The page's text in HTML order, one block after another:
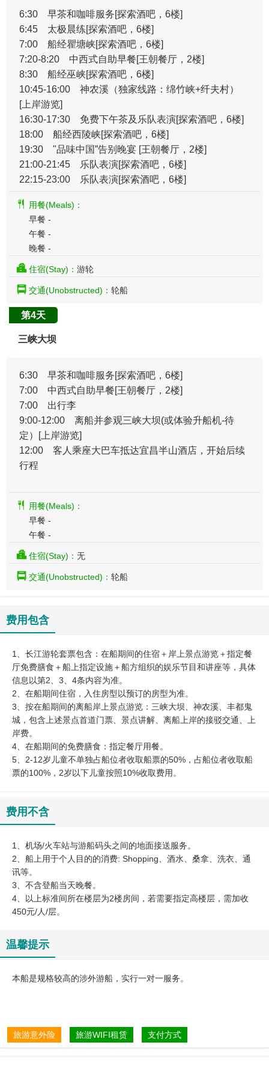
6:30 早茶和咖啡服务[探索酒吧，6楼]
6:45 太极晨练[探索酒吧，6楼]
7:00 船经瞿塘峡[探索酒吧，6楼]
7:20-8:20 中西式自助早餐[王朝餐厅，2楼]
8:30 船经巫峡[探索酒吧，6楼]
10:45-16:00 神农溪（独家线路：绵竹峡+纤夫村）
[上岸游览]
16:30-17:30 免费下午茶及乐队表演[探索酒吧，6楼]
18:00 船经西陵峡[探索酒吧，6楼]
19:30 "品味中国”告别晚宴 [王朝餐厅，2楼]
21:00-21:45 乐队表演[探索酒吧，6楼]
22:15-23:00 乐队表演[探索酒吧，6楼]
用餐(Meals)：
早餐 -
午餐 -
晚餐 -
住宿(Stay)： 游轮
交通(Unobstructed)： 轮船
第4天
三峡大坝
6:30 早茶和咖啡服务[探索酒吧，6楼]
7:00 中西式自助早餐[王朝餐厅，2楼]
7:00 出行李
9:00-12:00 离船并参观三峡大坝(或体验升船机-待
定）
[上岸游览]
12:00 客人乘座大巴车抵达宜昌半山酒店，开始后续
行程
用餐(Meals)：
早餐 -
午餐 -
住宿(Stay)： 无
交通(Unobstructed)： 轮船
费用包含
1、长江游轮套票包含：在船期间的住宿＋岸上景点游览＋指定餐
厅免费膳食＋船上指定设施＋船方组织的娱乐节目和讲座等，具体
信息以第2、3、4条内容为准。
2、在船期间住宿，入住房型以预订的房型为准。
3、按在船期间的离船岸上景点游览：三峡大坝、神农溪、丰都鬼
城，包含上述景点首道门票、景点讲解、离船上岸的接驳交通、上
岸费。
4、在船期间的免费膳食：指定餐厅用餐。
5、2-12岁儿童不单独占船位者收取船票的50%，占船位者收取船
票的100%，2岁以下儿童按照10%收取费用。
费用不含
1、机场/火车站与游船码头之间的地面接送服务。
2、船上用于个人目的的消费: Shopping、酒水、桑拿、洗衣、通
讯等。
3、不含登船当天晚餐。
4、以上标准间所在楼层为2楼房间，若需要指定高楼层，需加收
450元/人/层。
温馨提示
本船是规格较高的涉外游船，实行一对一服务。
旅游意外险 旅游WIFI租赁 支付方式